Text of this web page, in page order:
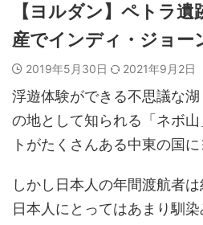
【ヨルダン】ペトラ遺
産でインディ・ジョー
2019年5月30日 2021年9月2日
浮遊体験ができる不思議な
の地として知られる「ネボ
トがたくさんある中東の国
しかし日本人の年間渡航者
日本人にとってはあまり馴